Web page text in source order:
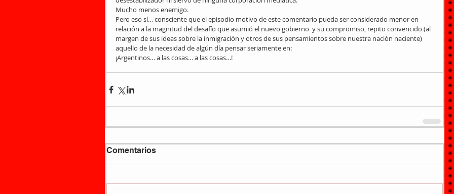
Mucho menos enemigo.
Pero eso sí… consciente que el episodio motivo de este comentario pueda ser considerado menor en
relación a la magnitud del desafío que asumió el nuevo gobierno  y su compromiso, repito convencido (al
margen de sus ideas sobre la inmigración y otros de sus pensamientos sobre nuestra nación naciente)
aquello de la necesidad de algún día pensar seriamente en:
¡Argentinos… a las cosas… a las cosas…!
Comentarios